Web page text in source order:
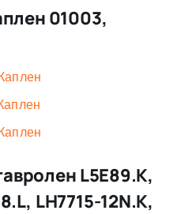
01003,
L5E89.K,
LH7715-12N.K,